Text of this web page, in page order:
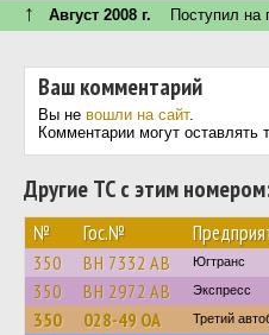
↑ Август 2008 г. Поступил на
Ваш комментарий
Вы не вошли на сайт.
Комментарии могут оставлять
Другие ТС с этим
№ Гос.№
350 BH 7332 AB Югтранс
350 BH 2972 AB Экспресс
350 028-49 ОА Третий